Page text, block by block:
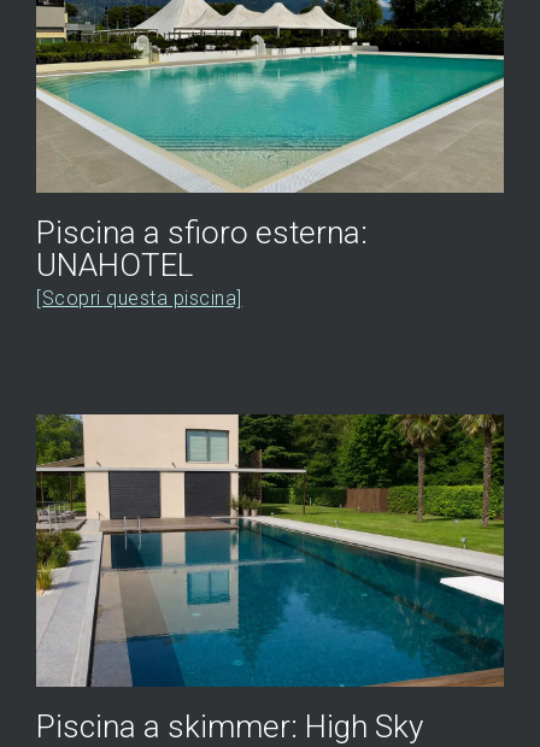
Piscina a sfioro esterna:
UNAHOTEL
[Scopri questa piscina]
Piscina a skimmer: High Sky